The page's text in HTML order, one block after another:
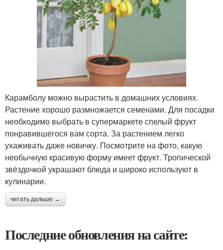
Карамболу можно вырастить в домашних условиях.
Растение хорошо размножается семенами. Для посадки
необходимо выбрать в супермаркете спелый фрукт
понравившегося вам сорта. За растением легко
ухаживать даже новичку. Посмотрите на фото, какую
необычную красивую форму имеет фрукт. Тропической
звёздочкой украшают блюда и широко используют в
кулинарии.
читать дальше →
Последние обновления на сайте: